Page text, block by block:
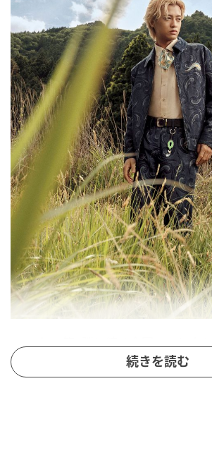
海人が新たに描き下ろした「波のペ
のペイズリー」のモチーフを軸に、
続きを読む